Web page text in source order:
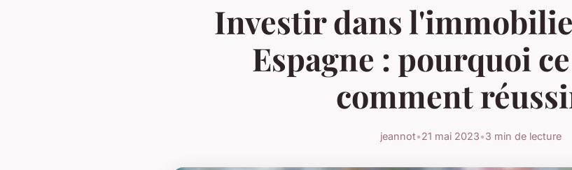
Investir dans
Espagne : pourquoi
comment
jeannot•21 mai 2023•3 min de lecture